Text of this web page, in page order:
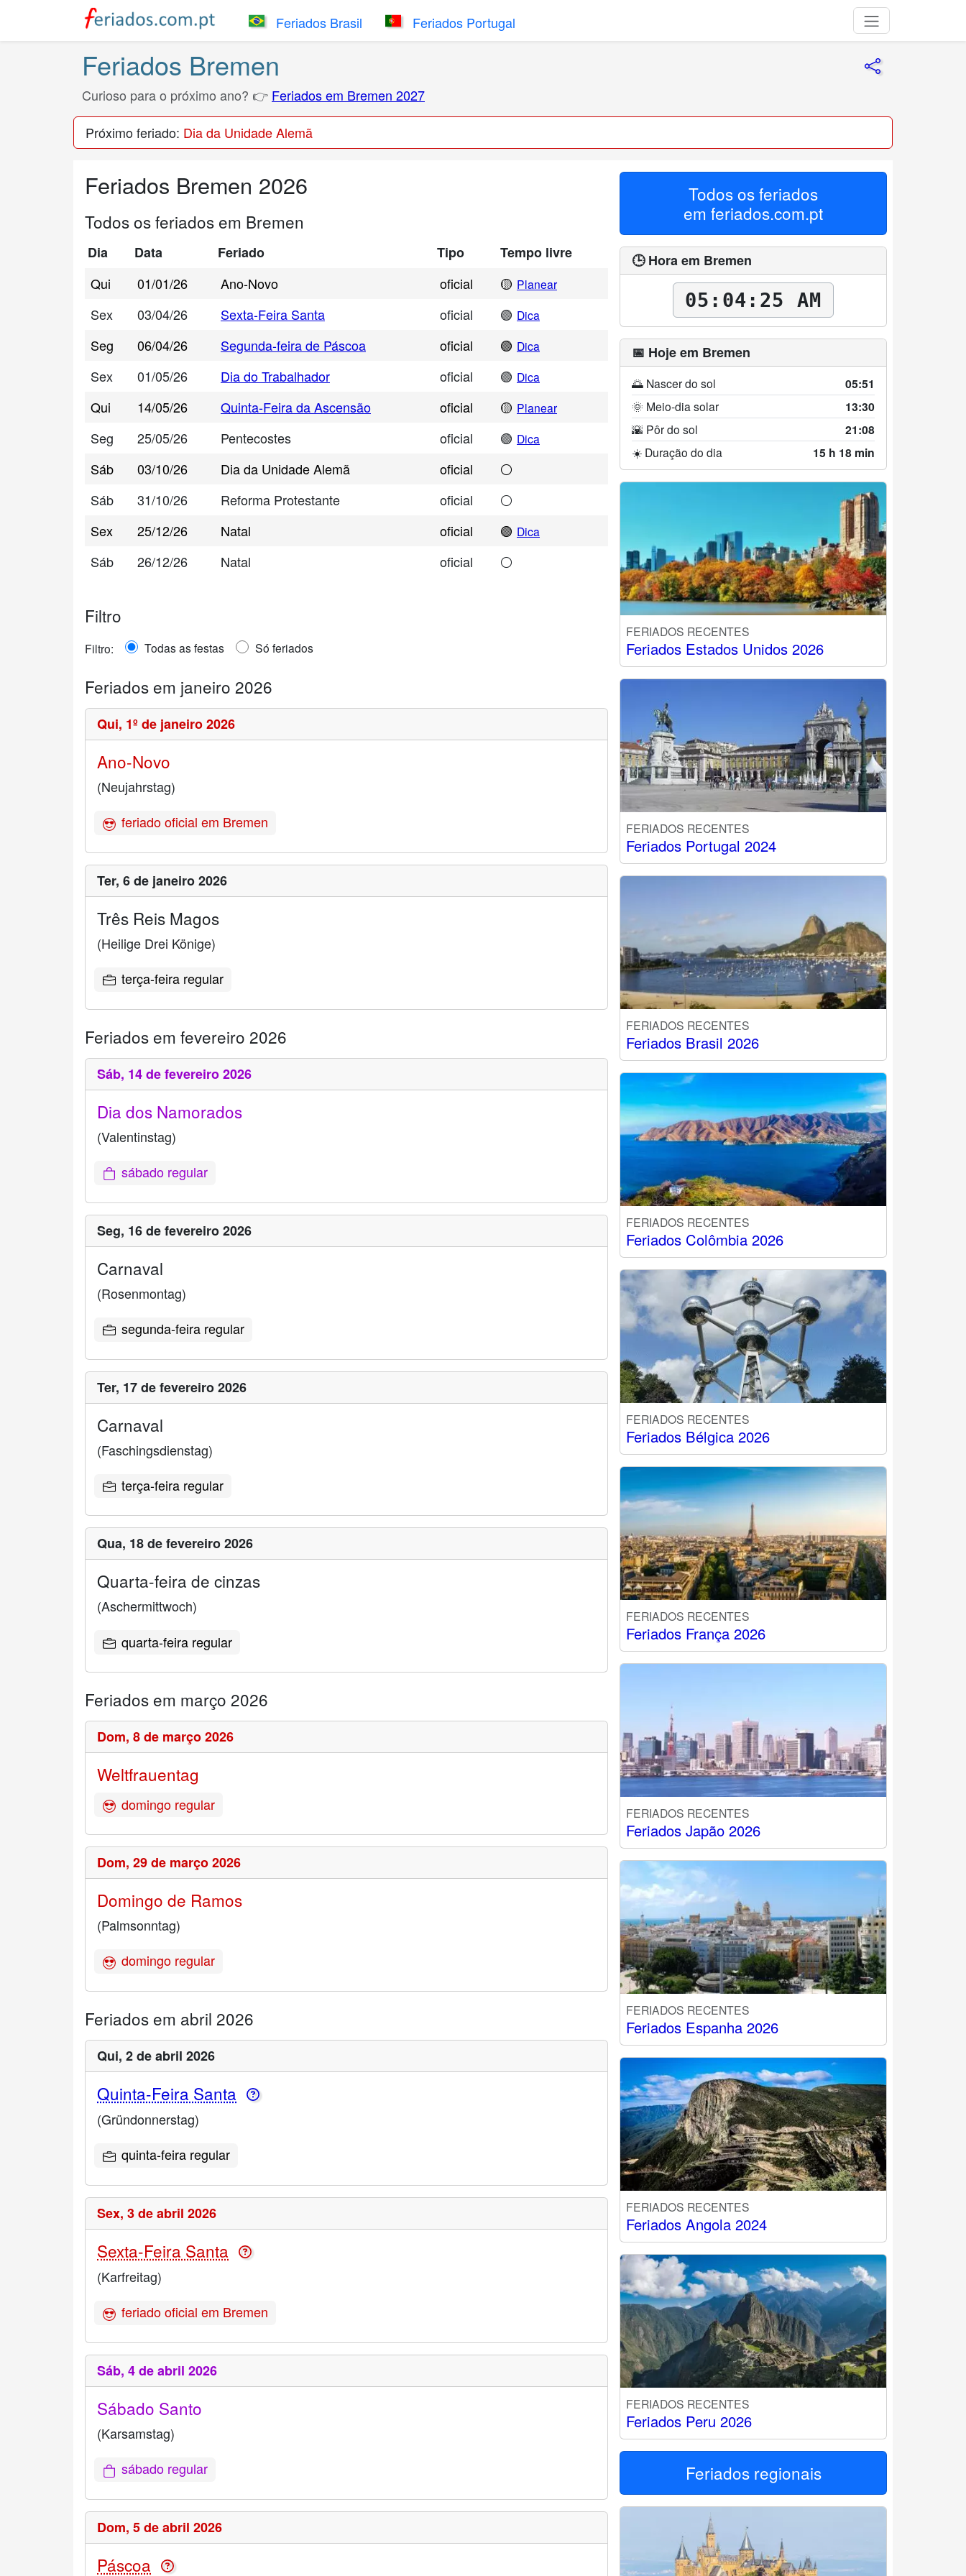
Feriados Brasil Feriados Portugal
Feriados Bremen
Curioso para o próximo ano? 👉 Feriados em Bremen 2027
Próximo feriado: Dia da Unidade Alemã
Feriados Bremen 2026
Todos os feriados em Bremen
Dia Data Feriado Tipo
Tempo livre
Qui
01/01/26 Ano-Novo oficial 🟡 Planear
Sex 03/04/26 Sexta-Feira Santa oficial 🟢 Dica
Seg 06/04/26 Segunda-feira de Páscoa oficial 🟢 Dica
Sex 01/05/26 Dia do Trabalhador oficial 🟢 Dica
Qui 14/05/26 Quinta-Feira da Ascensão oficial 🟡 Planear
Seg 25/05/26 Pentecostes oficial 🟢 Dica
Sáb 03/10/26 Dia da Unidade Alemã oficial
⚪
Sáb
31/10/26 Reforma Protestante oficial
⚪
Sex
25/12/26 Natal oficial 🟢 Dica
Sáb 26/12/26 Natal oficial ⚪
Filtro
Filtro: Todas as festas Só feriados
Feriados em janeiro 2026
Qui, 1º de janeiro 2026
Ano-Novo
(Neujahrstag)
feriado oficial em Bremen
Ter, 6 de janeiro 2026
Três Reis Magos
(Heilige Drei Könige)
terça-feira regular
Feriados em fevereiro 2026
Sáb, 14 de fevereiro 2026
Dia dos Namorados
(Valentinstag)
sábado regular
Seg, 16 de fevereiro 2026
Carnaval
(Rosenmontag)
segunda-feira regular
Ter, 17 de fevereiro 2026
Carnaval
(Faschingsdienstag)
terça-feira regular
Qua, 18 de fevereiro 2026
Quarta-feira de cinzas
(Aschermittwoch)
quarta-feira regular
Feriados em março 2026
Dom, 8 de março 2026
Weltfrauentag
domingo regular
Dom, 29 de março 2026
Domingo de Ramos
(Palmsonntag)
domingo regular
Feriados em abril 2026
Qui, 2 de abril 2026
Quinta-Feira Santa
(Gründonnerstag)
quinta-feira regular
Sex, 3 de abril 2026
Sexta-Feira Santa
(Karfreitag)
feriado oficial em Bremen
Sáb, 4 de abril 2026
Sábado Santo
(Karsamstag)
sábado regular
Dom, 5 de abril 2026
Páscoa
Todos os feriados
em feriados.com.pt
🕒 Hora em Bremen
05:04:26 AM
📅 Hoje em Bremen
🌅 Nascer do sol 05:51
🌞 Meio-dia solar 13:30
🌇 Pôr do sol 21:08
☀️ Duração do dia 15 h 18 min
FERIADOS RECENTES
Feriados Estados Unidos 2026
FERIADOS RECENTES
Feriados Portugal 2024
FERIADOS RECENTES
Feriados Brasil 2026
FERIADOS RECENTES
Feriados Colômbia 2026
FERIADOS RECENTES
Feriados Bélgica 2026
FERIADOS RECENTES
Feriados França 2026
FERIADOS RECENTES
Feriados Japão 2026
FERIADOS RECENTES
Feriados Espanha 2026
FERIADOS RECENTES
Feriados Angola 2024
FERIADOS RECENTES
Feriados Peru 2026
Feriados regionais